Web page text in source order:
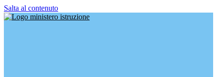
Salta al contenuto